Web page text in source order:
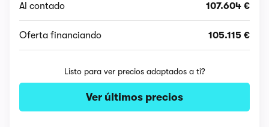
Al contado 107.604 €
Oferta financiando 105.115 €
Listo para ver precios adaptados a ti?
Ver últimos precios